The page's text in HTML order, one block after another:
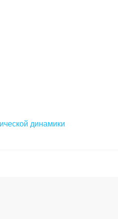
динамики